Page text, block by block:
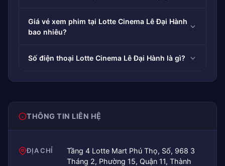
Giá vé xem phim tại Lotte Cinema Lê Đại Hành
bao nhiêu?
Số điện thoại Lotte Cinema Lê Đại Hành là gì?
THÔNG TIN LIÊN HỆ
ĐỊA CHỈ
Tầng 4 Lotte Mart Phú Thọ, Số, 968 3
Tháng 2, Phường 15, Quận 11, Thành